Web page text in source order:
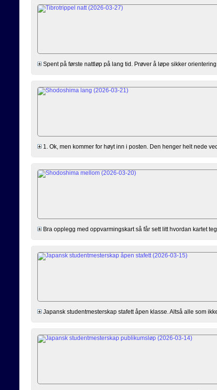
Spent på første nattløp på lang tid. Prøver å løpe sikker
1. Ok, men kommer for høyt inn i posten. Den henger helt nede
Bra opplegg med oppvarmingskart så får sett litt hvordan kartet
Japansk studentmesterskap stafett åpen klasse. Altså alle som